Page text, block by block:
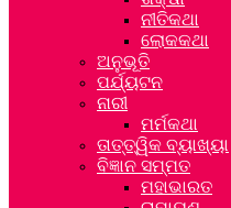
ନୀତିକଥା
ଲୋକକଥା
ଅନୁଭୂତି
ପର୍ଯ୍ୟଟନ
ନାରୀ
ମର୍ମକଥା
ତାତ୍ତ୍ୱିକ ବ୍ୟାଖ୍ୟା
ବିଜ୍ଞାନ ସମ୍ମତ
ମହାଭାରତ